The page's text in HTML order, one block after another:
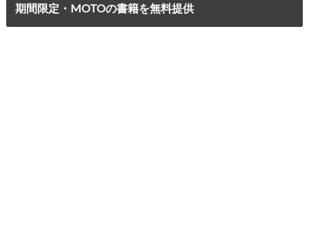
期間限定・MOTOの書籍を無料提供